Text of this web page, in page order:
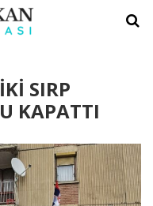
SIRP
KAPATTI